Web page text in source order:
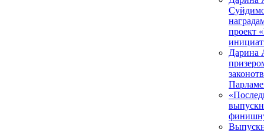
проект
Дарина